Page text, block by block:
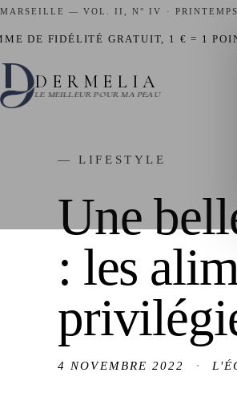
MARSEILLE — VOL. II, N° IV ·
FIDÉLITÉ GRATUIT, 1 € = 1 POINT—
DERMELIA
LE MEILLEUR POUR MA PEAU
— LIFESTYLE
Une
: les
4 NOVEMBRE 2022 ·